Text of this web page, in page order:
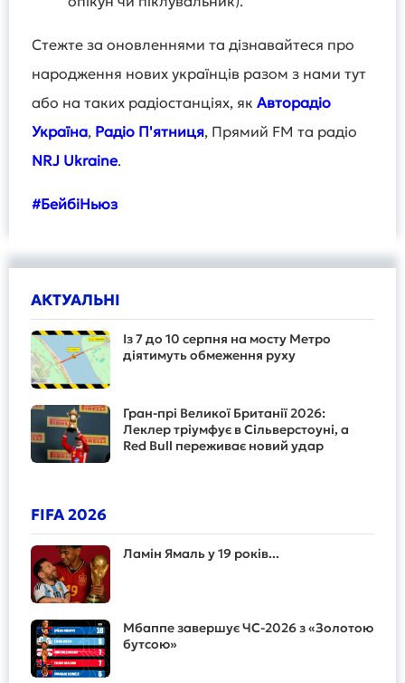
Стежте за оновленнями та дізнавайтеся про
народження нових українців разом з нами тут
або на таких радіостанціях, як Авторадіо
Україна, Радіо П'ятниця, Прямий FM та радіо
NRJ Ukraine.
#БейбіНьюз
АКТУАЛЬНІ
Із 7 до 10 серпня на мосту Метро
діятимуть обмеження руху
Гран-прі Великої Британії 2026:
Леклер тріумфує в Сільверстоуні, а
Red Bull переживає новий удар
FIFA 2026
Ламін Ямаль у 19 років...
Мбаппе завершує ЧС-2026 з «Золотою
бутсою»